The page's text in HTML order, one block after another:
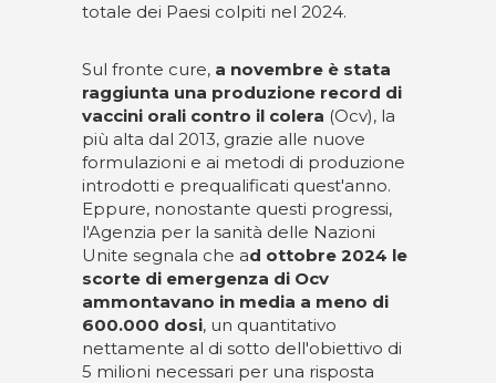
totale dei Paesi colpiti nel 2024.
Sul fronte cure, a novembre è stata
raggiunta una produzione record di
vaccini orali contro il colera (Ocv), la
più alta dal 2013, grazie alle nuove
formulazioni e ai metodi di produzione
introdotti e prequalificati quest'anno.
Eppure, nonostante questi progressi,
l'Agenzia per la sanità delle Nazioni
Unite segnala che ad ottobre 2024 le
scorte di emergenza di Ocv
ammontavano in media a meno di
600.000 dosi, un quantitativo
nettamente al di sotto dell'obiettivo di
5 milioni necessari per una risposta